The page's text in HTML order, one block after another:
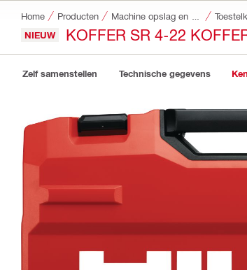
Home Producten
NIEUW KOFFER SR 4-22
Zelf samenstellen Technische gegevens